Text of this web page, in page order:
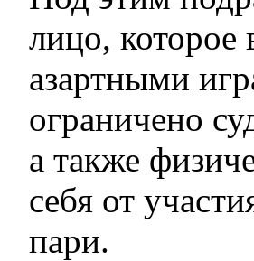
лицо, которое
азартными
ограничено
а также
себя от
пари.